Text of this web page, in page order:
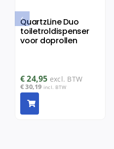
QuartzLine Duo
toiletroldispenser
voor doprollen
€24,95 excl. BTW
€30,19 incl. BTW